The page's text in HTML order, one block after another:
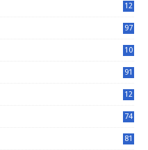
12
97
10
91
12
74
81